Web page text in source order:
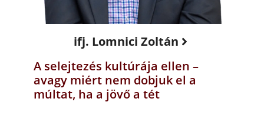
ifj. Lomnici Zoltán
A selejtezés kultúrája ellen –
avagy miért nem dobjuk el a
múltat, ha a jövő a tét